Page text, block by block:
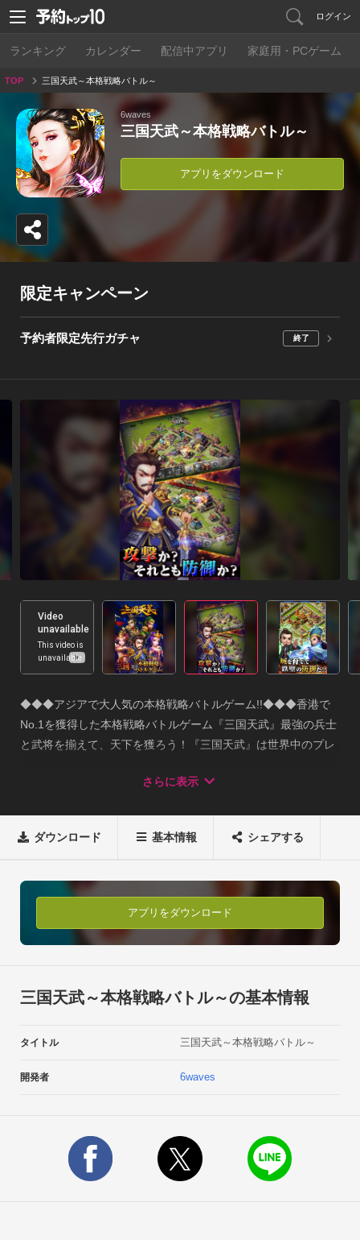
ログイン
ランキング カレンダー 配信中アプリ 家庭用・PCゲーム
TOP 三国天武～本格戦略バトル～
6waves
三国天武～本格戦略バトル～
アプリをダウンロード
限定キャンペーン
予約者限定先行ガチャ 終了
◆◆◆アジアで大人気の本格戦略バトルゲーム!!◆◆◆香港で
No.1を獲得した本格戦略バトルゲーム『三国天武』最強の兵士
と武将を揃えて、天下を獲ろう！『三国天武』は世界中のプレ
城を築き上げ、世界中のプレイヤーに戦いを挑め！■『三国天
・弓矢兵（ゆみやへい）、遁甲兵（とんこうへい）、弓騎兵
いどうじん）など15種類の個性豊かな兵士を育てて強力な軍隊
・ライバル達に挑んで資源を奪え！
・流星弩（りゅうせいど）、射撃塔（しゃげきとう）、投石車
うじん）、などを駆使して城を死守せよ！
・世界中のプレイヤーと戦い、頂点を目指せ！
・『軍団戦』で世界中のライバルギルドと対戦！ ■圧巻！現代
第一線で活躍する声優たちが戦いを盛り上げる！
迫真の武将ボイス・バトルボイスで臨場感MAX！CV:加藤英美
さらに表示
ダウンロード 基本情報 シェアする
アプリをダウンロード
三国天武～本格戦略バトル～の基本情報
タイトル 三国天武～本格戦略バトル～
開発者 6waves